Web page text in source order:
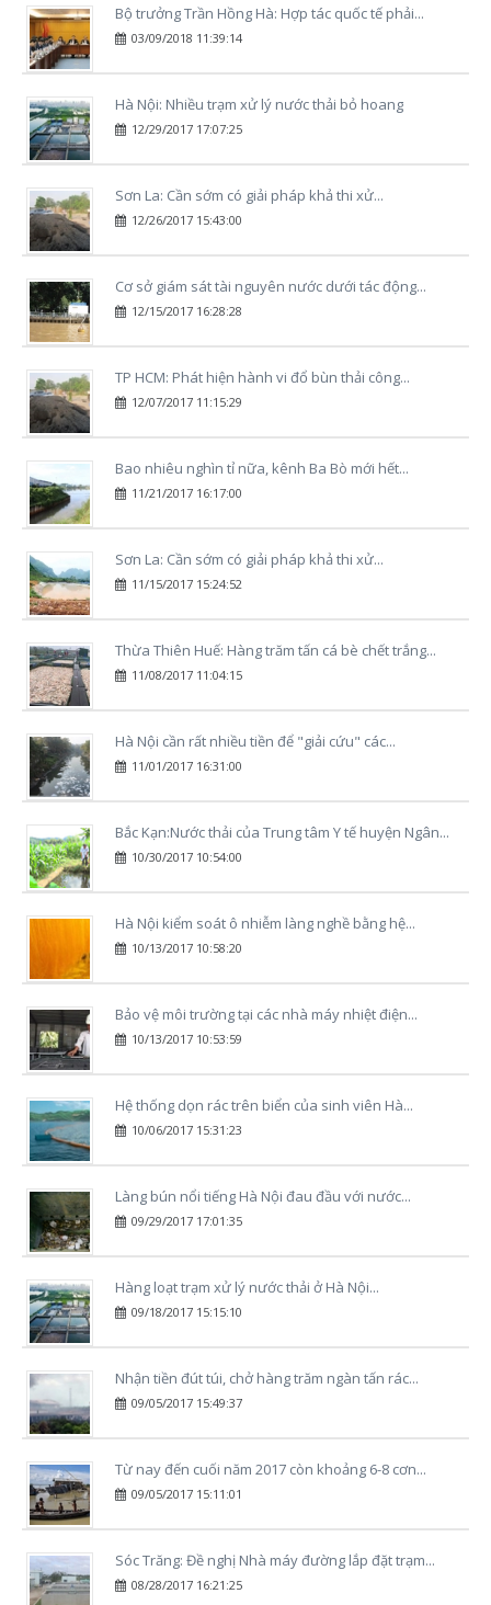
Bộ trưởng Trần Hồng Hà: Hợp tác quốc tế phải...
03/09/2018 11:39:14
Hà Nội: Nhiều trạm xử lý nước thải bỏ hoang
12/29/2017 17:07:25
Sơn La: Cần sớm có giải pháp khả thi xử...
12/26/2017 15:43:00
Cơ sở giám sát tài nguyên nước dưới tác động...
12/15/2017 16:28:28
TP HCM: Phát hiện hành vi đổ bùn thải công...
12/07/2017 11:15:29
Bao nhiêu nghìn tỉ nữa, kênh Ba Bò mới hết...
11/21/2017 16:17:00
Sơn La: Cần sớm có giải pháp khả thi xử...
11/15/2017 15:24:52
Thừa Thiên Huế: Hàng trăm tấn cá bè chết trắng...
11/08/2017 11:04:15
Hà Nội cần rất nhiều tiền để "giải cứu" các...
11/01/2017 16:31:00
Bắc Kạn:Nước thải của Trung tâm Y tế huyện Ngân...
10/30/2017 10:54:00
Hà Nội kiểm soát ô nhiễm làng nghề bằng hệ...
10/13/2017 10:58:20
Bảo vệ môi trường tại các nhà máy nhiệt điện...
10/13/2017 10:53:59
Hệ thống dọn rác trên biển của sinh viên Hà...
10/06/2017 15:31:23
Làng bún nổi tiếng Hà Nội đau đầu với nước...
09/29/2017 17:01:35
Hàng loạt trạm xử lý nước thải ở Hà Nội...
09/18/2017 15:15:10
Nhận tiền đút túi, chở hàng trăm ngàn tấn rác...
09/05/2017 15:49:37
Từ nay đến cuối năm 2017 còn khoảng 6-8 cơn...
09/05/2017 15:11:01
Sóc Trăng: Đề nghị Nhà máy đường lắp đặt trạm...
08/28/2017 16:21:25